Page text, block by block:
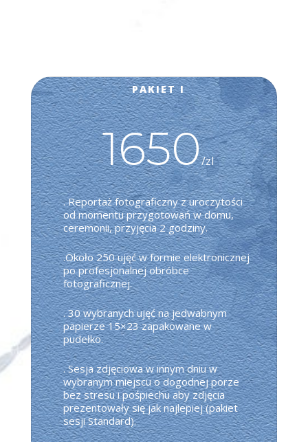
PAKIET I
1650/zl
. Reportaż fotograficzny z uroczytości
od momentu przygotowań w domu,
ceremonii, przyjęcia 2 godziny.
.Około 250 ujęć w formie elektronicznej
po profesjonalnej obróbce
fotograficznej.
. 30 wybranych ujęć na jedwabnym
papierze 15×23 zapakowane w
pudełko.
. Sesja zdjęciowa w innym dniu w
wybranym miejscu o dogodnej porze
bez stresu i pośpiechu aby zdjęcia
prezentowały się jak najlepiej (pakiet
sesji Standard).